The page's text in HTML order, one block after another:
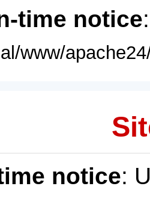
time notice
www/
notice: